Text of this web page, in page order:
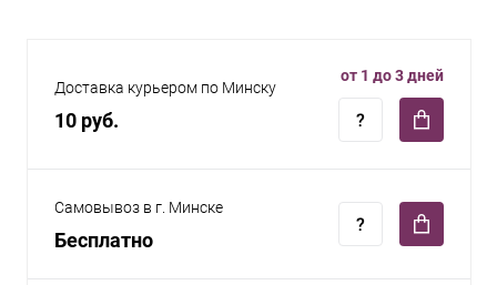
Доставка курьером по Минску
10 руб.
от 1 до 3 дней
Самовывоз в г. Минске
Бесплатно